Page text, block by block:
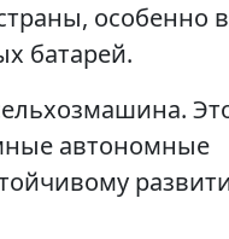
особенно в
батарей.
автономные